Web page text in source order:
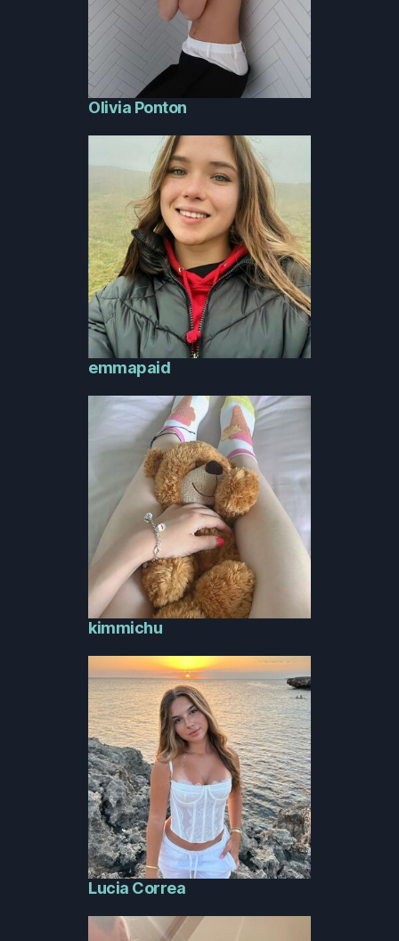
Olivia Ponton
emmapaid
kimmichu
Lucia Correa